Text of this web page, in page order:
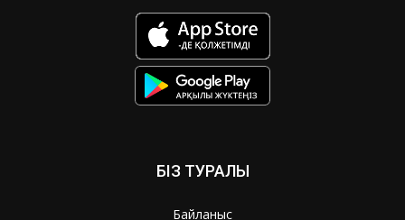
БІЗ ТУРАЛЫ
Байланыс